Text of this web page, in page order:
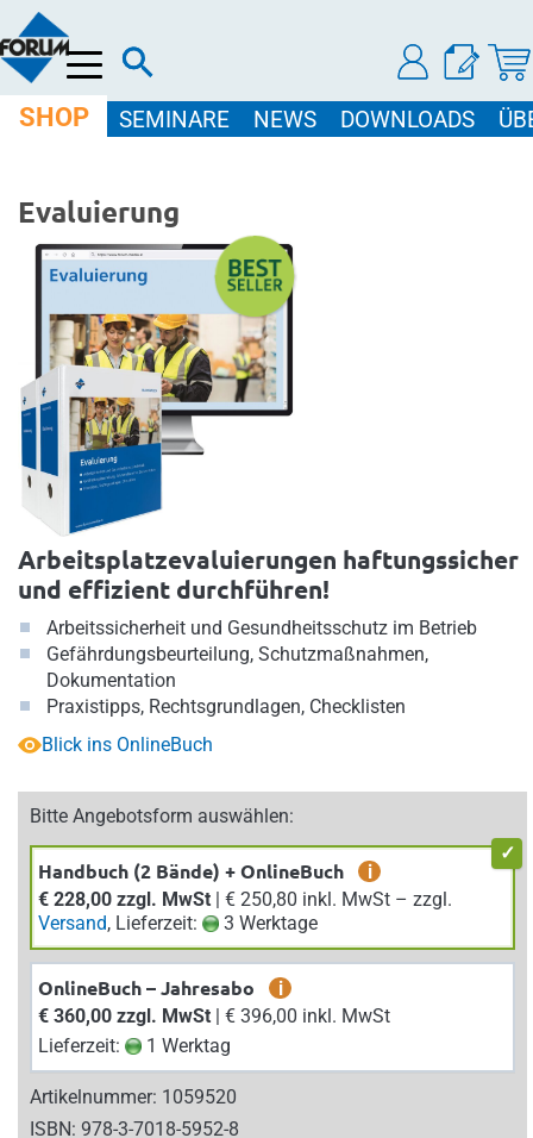
Menü
SHOP SEMINARE NEWS DOWNLOADS
Evaluierung
Arbeitsplatzevaluierungen haftungssicher
und effizient durchführen!
Arbeitssicherheit und Gesundheitsschutz im Betrieb
Gefährdungsbeurteilung, Schutzmaßnahmen,
Dokumentation
Praxistipps, Rechtsgrundlagen, Checklisten
Blick ins OnlineBuch
Bitte Angebotsform auswählen:
Handbuch (2 Bände) + OnlineBuch
i
€ 228,00 zzgl. MwSt
| € 250,80 inkl. MwSt – zzgl.
Versand, Lieferzeit: 3 Werktage
OnlineBuch – Jahresabo
i
€ 360,00 zzgl. MwSt
| € 396,00 inkl. MwSt
Lieferzeit:
1 Werktag
Artikelnummer: 1059520
ISBN: 978-3-7018-5952-8